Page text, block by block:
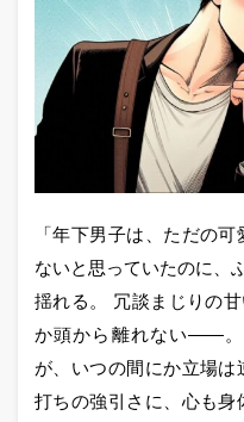
「年下男子は、ただの
ないと思っていたのに、
揺れる。 冗談まじりの
か頭から離れない――。
が、いつの間にか立場
打ちの強引さに、心も身